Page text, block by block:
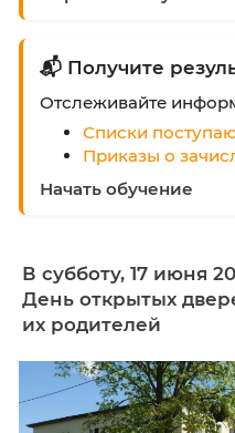
Для
тестирование
Перечень
Отслеживайте
Списки
Приказы о
Начать обучение